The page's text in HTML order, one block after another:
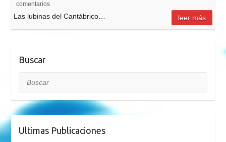
comentarios
Las lubinas del Cantábrico… leer más
Buscar
Buscar
Ultimas Publicaciones